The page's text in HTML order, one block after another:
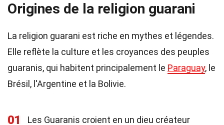
Origines de la religion guarani
La religion guarani est riche en mythes et légendes.
Elle reflète la culture et les croyances des peuples
guaranis, qui habitent principalement le Paraguay, le
Brésil, l'Argentine et la Bolivie.
01
Les Guaranis croient en un dieu créateur